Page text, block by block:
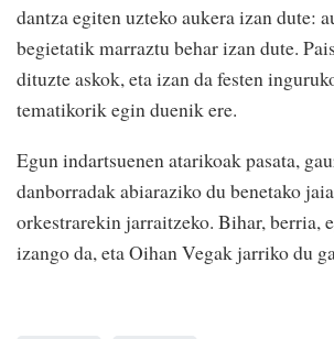
dantza egiten uzteko aukera izan dute:
begietatik marraztu behar izan dute.
dituzte askok, eta izan da festen
tematikorik egin duenik ere.
Egun indartsuenen atarikoak pasata,
danborradak abiaraziko du benetako
orkestrarekin jarraitzeko. Bihar, berria,
izango da, eta Oihan Vegak jarriko du